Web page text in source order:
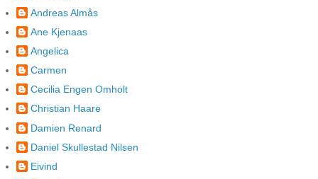
Andreas Almås
Ane Kjenaas
Angelica
Carmen
Cecilia Engen Omholt
Christian Haare
Damien Renard
Daniel Skullestad Nilsen
Eivind